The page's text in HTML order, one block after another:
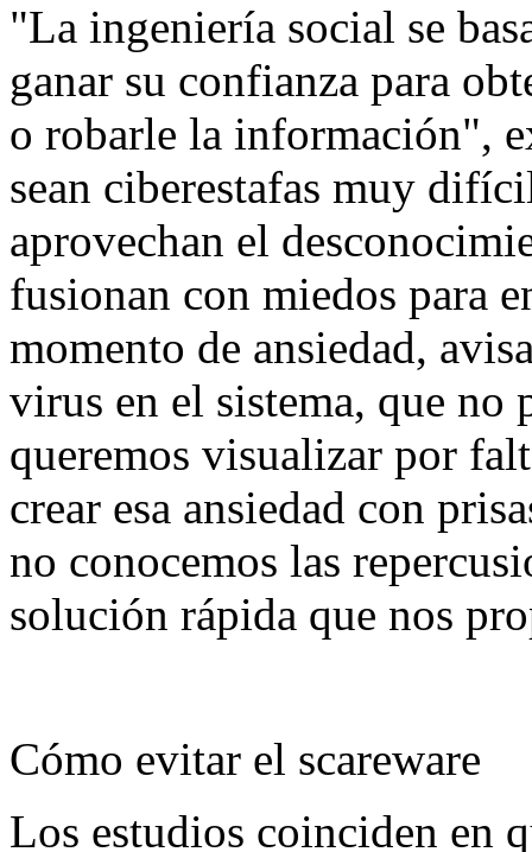
"La ingeniería social se
ganar su confianza para
o robarle la información",
sean ciberestafas muy
aprovechan el
fusionan con miedos para
momento de ansiedad,
virus en el sistema, que no
queremos visualizar por
crear esa ansiedad con
no conocemos las
solución rápida que nos
Cómo evitar el scareware
Los estudios coinciden en